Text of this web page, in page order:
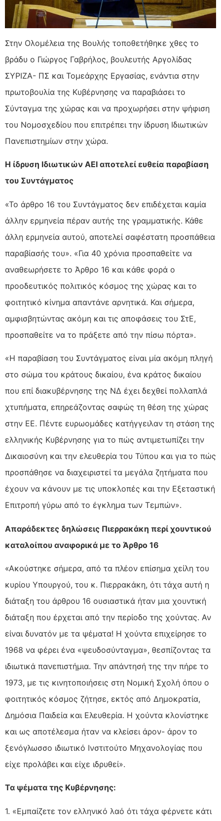
Στην Ολομέλεια της Βουλής τοποθετήθηκε χθες το
βράδυ ο Γιώργος Γαβρήλος, βουλευτής Αργολίδας
ΣΥΡΙΖΑ- ΠΣ και Τομεάρχης Εργασίας, ενάντια στην
πρωτοβουλία της Κυβέρνησης να παραβιάσει το
Σύνταγμα της χώρας και να προχωρήσει στην ψήφιση
του Νομοσχεδίου που επιτρέπει την ίδρυση Ιδιωτικών
Πανεπιστημίων στην χώρα.
Η ίδρυση Ιδιωτικών ΑΕΙ αποτελεί ευθεία παραβίαση
του Συντάγματος
«Το άρθρο 16 του Συντάγματος δεν επιδέχεται καμία
άλλην ερμηνεία πέραν αυτής της γραμματικής. Κάθε
άλλη ερμηνεία αυτού, αποτελεί σαφέστατη προσπάθεια
παραβίασής του». «Για 40 χρόνια προσπαθείτε να
αναθεωρήσετε το Άρθρο 16 και κάθε φορά ο
προοδευτικός πολιτικός κόσμος της χώρας και το
φοιτητικό κίνημα απαντάνε αρνητικά. Και σήμερα,
αμφισβητώντας ακόμη και τις αποφάσεις του ΣτΕ,
προσπαθείτε να το πράξετε από την πίσω πόρτα».
«Η παραβίαση του Συντάγματος είναι μία ακόμη πληγή
στο σώμα του κράτους δικαίου, ένα κράτος δικαίου
που επί διακυβέρνησης της ΝΔ έχει δεχθεί πολλαπλά
χτυπήματα, επηρεάζοντας σαφώς τη θέση της χώρας
στην ΕΕ. Πέντε ευρωομάδες κατήγγειλαν τη στάση της
ελληνικής Κυβέρνησης για το πώς αντιμετωπίζει την
Δικαιοσύνη και την ελευθερία του Τύπου και για το πώς
προσπάθησε να διαχειριστεί τα μεγάλα ζητήματα που
έχουν να κάνουν με τις υποκλοπές και την Εξεταστική
Επιτροπή γύρω από το έγκλημα των Τεμπών».
Απαράδεκτες δηλώσεις Πιερρακάκη περί χουντικού
καταλοίπου αναφορικά με το Άρθρο 16
«Ακούστηκε σήμερα, από τα πλέον επίσημα χείλη του
κυρίου Υπουργού, του κ. Πιερρακάκη, ότι τάχα αυτή η
διάταξη του άρθρου 16 ουσιαστικά ήταν μια χουντική
διάταξη που έρχεται από την περίοδο της χούντας. Αν
είναι δυνατόν με τα ψέματα! Η χούντα επιχείρησε το
1968 να φέρει ένα «ψευδοσύνταγμα», θεσπίζοντας τα
ιδιωτικά πανεπιστήμια. Την απάντησή της την πήρε το
1973, με τις κινητοποιήσεις στη Νομική Σχολή όπου ο
φοιτητικός κόσμος ζήτησε, εκτός από Δημοκρατία,
Δημόσια Παιδεία και Ελευθερία. Η χούντα κλονίστηκε
και ως αποτέλεσμα ήταν να κλείσει άρον- άρον το
ξενόγλωσσο ιδιωτικό Ινστιτούτο Μηχανολογίας που
είχε προλάβει και είχε ιδρυθεί».
Τα ψέματα της Κυβέρνησης:
1. «Εμπαίζετε τον ελληνικό λαό ότι τάχα φέρνετε κάτι